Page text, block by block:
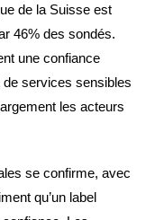
de la Suisse est
46% des sondés.
une confiance
de services sensibles
les acteurs
se confirme, avec
qu’un label